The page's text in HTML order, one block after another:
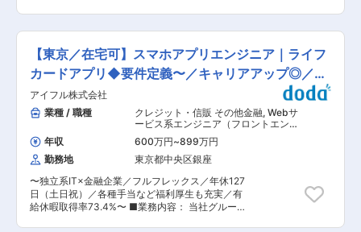
のアップデートや新規機能について、営業部門と
連携を図りながら開発を行っています。iOS、
Androidの開発チームで分かれており開発業務は
内製化を実現しております。要件定義から開発、
保守まで一貫して対応を行いますのでスマホアプ
リエンジニアとしてのキャリアアップができる環
境です。機能ごとに担当が分かれており、仕様書
作成から開発まで対応いただきます。経験豊富な
メンバーが揃っておりますので、安心して経験を
積んでいただくことが可能です。 ■プロダクト：
＜アイフルスマホアプリ＞ 借入や返済などの金融
手続きを24時間いつでも・それだけで完結できる
利便性を提供しております。金融サービスのデジ
タル化を推進することで、誰もが自分らしく生き
られる社会やファイナンシャル・インクルージョ
ンの実現を目指しています。 ■開発体制： 当社
【東京／在宅可】スマホアプリエンジニア｜ライフ
カードアプリ◆要件定義〜／キャリアアップ◎／フ
レックス
アイフル株式会社
業種 / 職種
クレジット・信販 その他金融, Webサ
ービス系エンジニア（フロントエン
ド・サーバーサイド・フルスタック）
スマホアプリ・ネイティブアプリ系エ
ンジニア
年収 600万円~899万円
勤務地
東京都中央区銀座
〜独立系IT×金融企業／フルフレックス／年休127
日（土日祝）／各種手当など福利厚生も充実／有
給休暇取得率73.4%〜 ■業務内容： 当社グルー